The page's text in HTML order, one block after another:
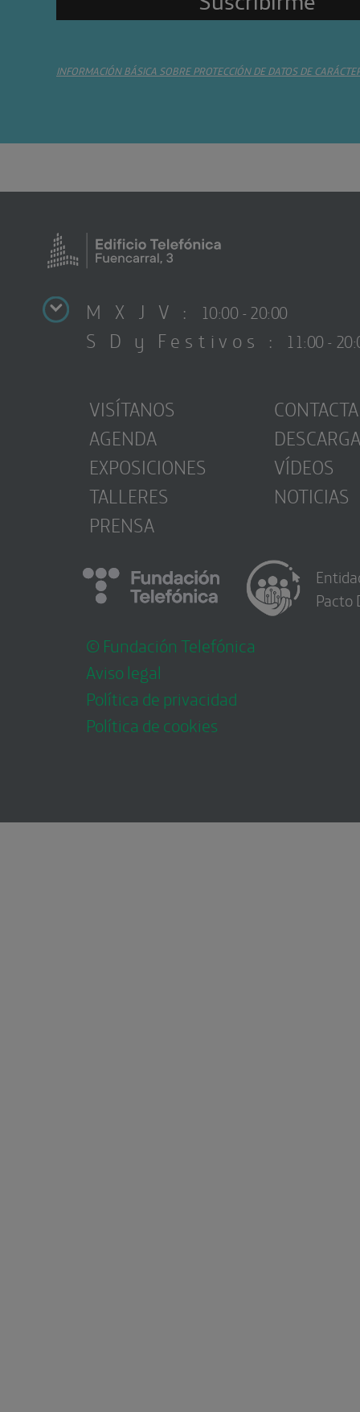
INFORMACIÓN BÁSICA SOBRE PROTECCIÓN DE DATOS DE
M X J V : 10:00 - 20:00
S D y Festivos : 11:00 -
VISÍTANOS
AGENDA
EXPOSICIONES
TALLERES
PRENSA
CONTACTA
VÍDEOS
NOTICIAS
© Fundación Telefónica
Aviso legal
Política de privacidad
Política de cookies
Pacto